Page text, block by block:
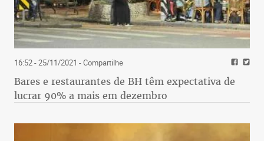
16:52 - 25/11/2021 - Compartilhe
Bares e restaurantes de BH têm expectativa de
lucrar 90% a mais em dezembro